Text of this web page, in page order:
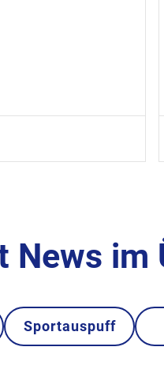
News im
Sportauspuff